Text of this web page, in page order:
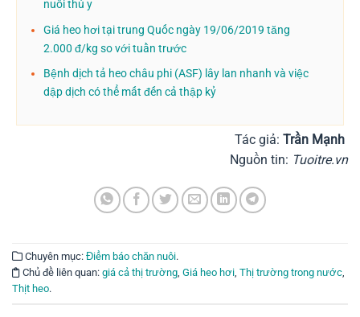
nuôi thú y
Giá heo hơi tại trung Quốc ngày 19/06/2019 tăng
2.000 đ/kg so với tuần trước
Bệnh dịch tả heo châu phi (ASF) lây lan nhanh và việc
dập dịch có thể mất đến cả thập kỷ
Tác giả: Trần Mạnh
Nguồn tin: Tuoitre.vn
Chuyên mục: Điểm báo chăn nuôi.
Chủ đề liên quan: giá cả thị trường, Giá heo hơi, Thị trường trong nước,
Thịt heo.